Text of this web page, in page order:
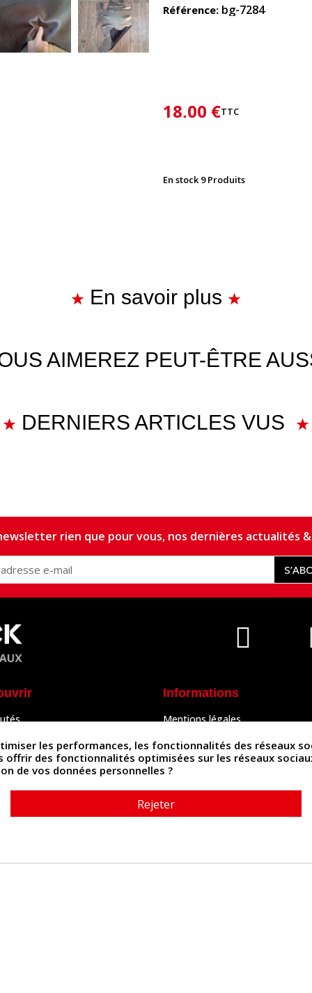
Référence bg-7284
18,00 €TTC
En stock 9 Produits
En savoir plus
AIMEREZ PEUT-ÊTRE
DERNIERS ARTICLES VUS
rien que pour vous, nos dernières actualités
Accessoires
Informations
Mentions légales
Politique de confidentialité
Politique des cookies
Contactez-nous
les performances, les fonctionnalités des réseaux
des fonctionnalités optimisées sur les réseaux
de vos données personnelles ?
Rejeter